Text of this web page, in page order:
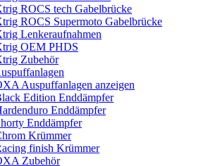
ROCS tech Gabelbrücke
ROCS Supermoto Gabelbrücke
Lenkeraufnahmen
OEM PHDS
Zubehör
Auspuffanlagen anzeigen
Edition Enddämpfer
Enddämpfer
Enddämpfer
Krümmer
finish Krümmer
Zubehör